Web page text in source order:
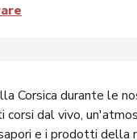
Corsica durante le
corsi dal vivo,
e i prodotti della